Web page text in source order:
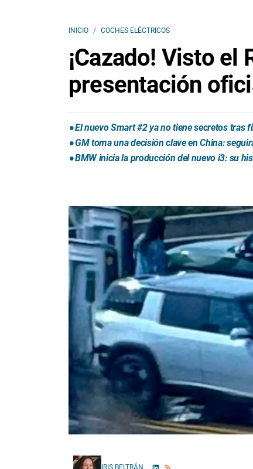
INICIO COCHES ELÉCTRICOS
¡Cazado! Visto el
presentación
El nuevo Smart #2 ya no tiene secretos tras
GM toma una decisión clave en China:
BMW inicia la producción del nuevo i3: su
IRIS BELTRÁN